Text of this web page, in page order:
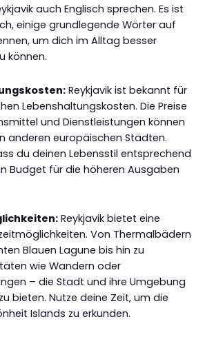
auch Englisch sprechen. Es ist
einige grundlegende Wörter auf
um dich im Alltag besser
können.
Reykjavik ist bekannt für
Lebenshaltungskosten. Die Preise
und Dienstleistungen können
anderen europäischen Städten.
du deinen Lebensstil entsprechend
Budget für die höheren Ausgaben
Reykjavik bietet eine
Von Thermalbädern
Blauen Lagune bis hin zu
wie Wandern oder
– die Stadt und ihre Umgebung
bieten. Nutze deine Zeit, um die
Islands zu erkunden.